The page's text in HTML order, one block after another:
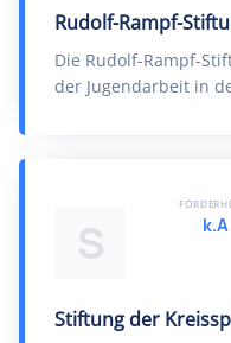
Rudolf-Rampf-
Die Rudolf-Rampf-
der Jugendarbeit in
S
Stiftung der
k.A